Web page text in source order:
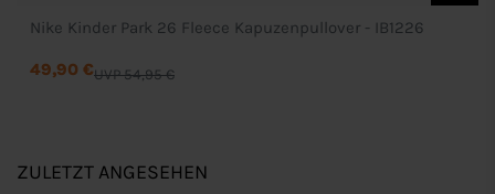
Nike Kinder Park 26 Fleece Kapuzenpullover - IB1226
UVP 54,95 €
49,90 €
ZULETZT ANGESEHEN